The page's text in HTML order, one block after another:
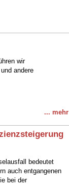
wir
andere
... mehr
bedeutet
auch entgangenen
bei der